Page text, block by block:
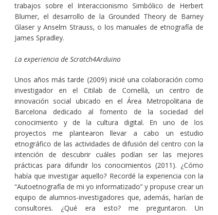
trabajos sobre el Interaccionismo Simbólico de Herbert
Blumer, el desarrollo de la Grounded Theory de Barney
Glaser y Anselm Strauss, o los manuales de etnografía de
James Spradley.
La experiencia de Scratch4Arduino
Unos años más tarde (2009) inicié una colaboración como
investigador en el Citilab de Cornellà, un centro de
innovación social ubicado en el Área Metropolitana de
Barcelona dedicado al fomento de la sociedad del
conocimiento y de la cultura digital. En uno de los
proyectos me plantearon llevar a cabo un estudio
etnográfico de las actividades de difusión del centro con la
intención de descubrir cuáles podían ser las mejores
prácticas para difundir los conocimientos (2011). ¿Cómo
había que investigar aquello? Recordé la experiencia con la
“Autoetnografía de mi yo informatizado” y propuse crear un
equipo de alumnos-investigadores que, además, harían de
consultores. ¿Qué era esto? me preguntaron. Un